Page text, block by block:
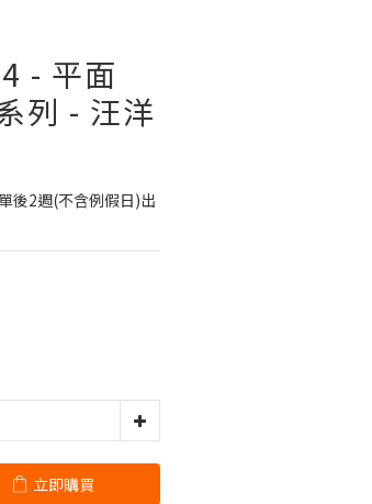
- 平面
列 - 汪洋
後2週(不含例假日)出
立即購買